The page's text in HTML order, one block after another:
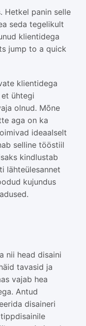
Hetkel panin selle
seda tegelikult
klientidega
jump to a quick
klientidega
ühtegi
olnud. Mõne
aga on ka
ideaalselt
selline tööstiil
kindlustab
lähteülesannet
kujundus
nii head disaini
tavasid ja
vajab hea
Antud
disaineri